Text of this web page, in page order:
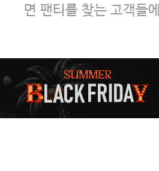
속옷 교체 10% 쿠
면 팬티를 찾는 고객들